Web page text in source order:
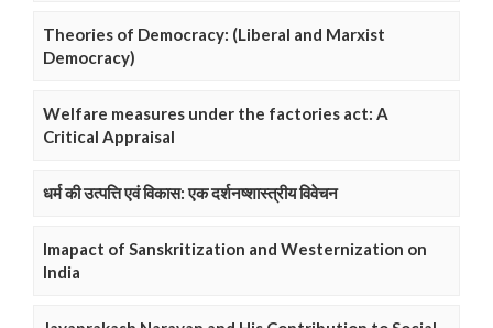
Theories of Democracy: (Liberal and Marxist
Democracy)
Welfare measures under the factories act: A
Critical Appraisal
धर्म की उत्पत्ति एवं विकास: एक दर्शनष्शास्त्रीय विवेचन
Imapact of Sanskritization and Westernization on
India